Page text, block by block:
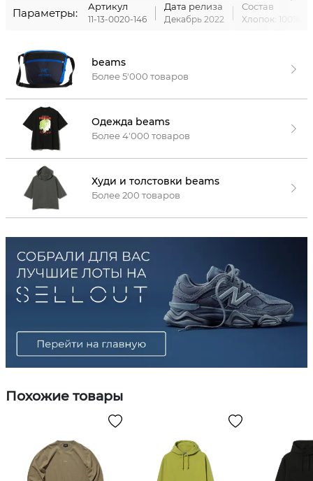
Параметры: Артикул
11-13-0020-146
Дата релиза
Декабрь 2022
Состав
Хлопок: 100%
beams
Более 5'000 товаров
Одежда beams
Более 4'000 товаров
Худи и толстовки beams
Более 200 товаров
Похожие товары